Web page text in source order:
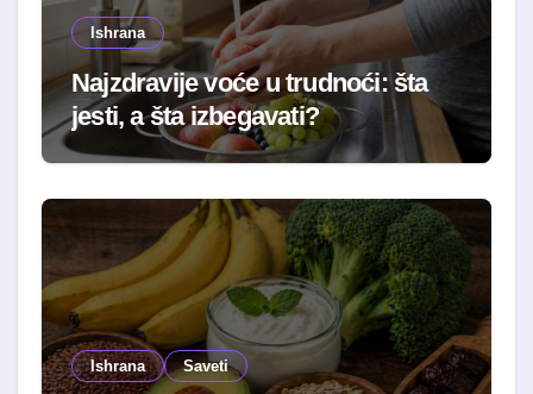
Ishrana
Najzdravije voće u trudnoći: šta
jesti, a šta izbegavati?
Ishrana Saveti